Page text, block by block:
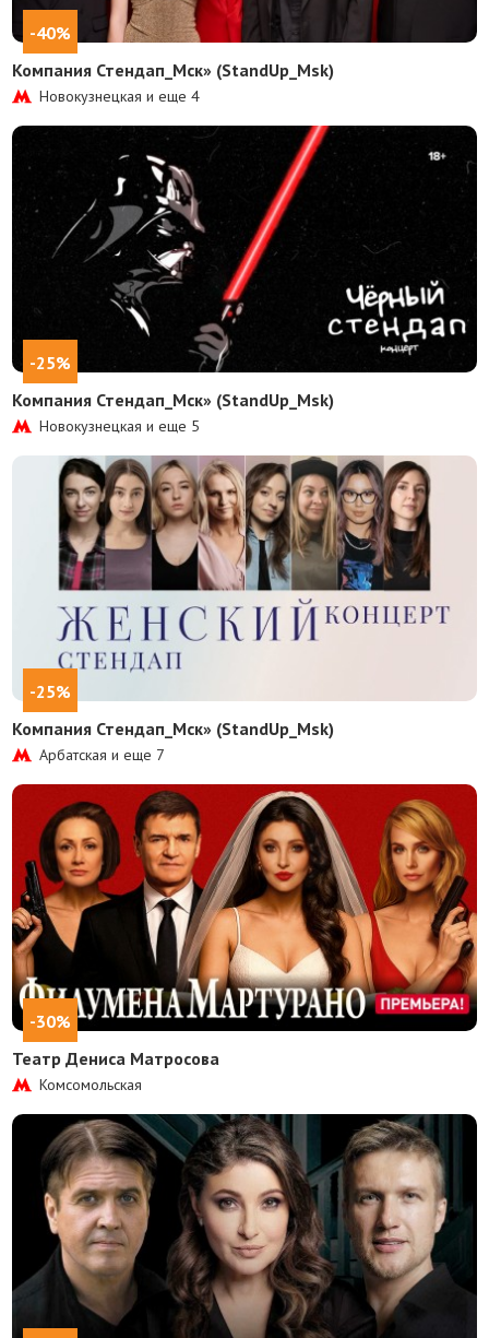
-40%
Компания Стендап_Мск» (StandUp_Msk)
Новокузнецкая и еще4
-25%
Компания Стендап_Мск» (StandUp_Msk)
Новокузнецкая и еще 5
-25%
Компания Стендап_Мск» (StandUp_Msk)
Арбатская и еще 7
-30%
Театр Дениса Матросова
Комсомольская